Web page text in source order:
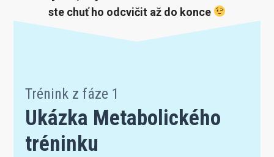
ste chuť ho odcvičit až do konce
Trénink z fáze 1
Ukázka Metabolického
tréninku